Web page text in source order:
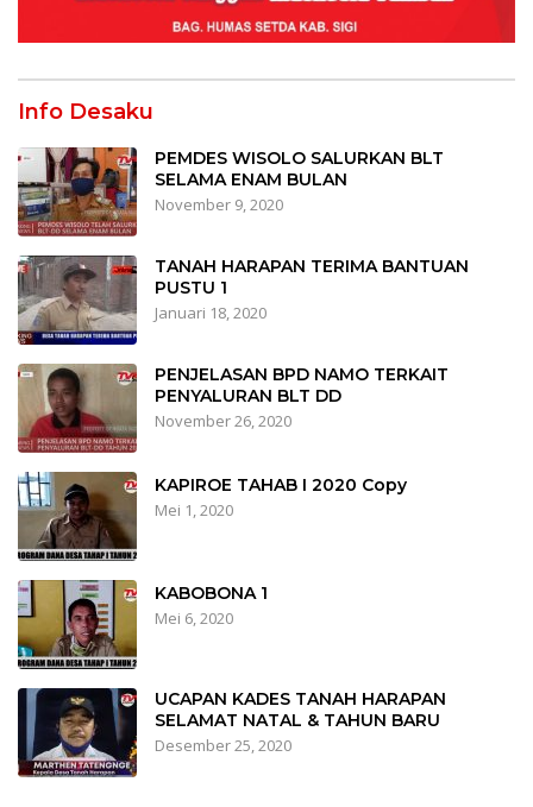
Info Desaku
PEMDES WISOLO SALURKAN BLT
SELAMA ENAM BULAN
November 9, 2020
TANAH HARAPAN TERIMA BANTUAN
PUSTU 1
Januari 18, 2020
PENJELASAN BPD NAMO TERKAIT
PENYALURAN BLT DD
November 26, 2020
KAPIROE TAHAB I 2020 Copy
Mei 1, 2020
KABOBONA 1
Mei 6, 2020
UCAPAN KADES TANAH HARAPAN
SELAMAT NATAL & TAHUN BARU
Desember 25, 2020